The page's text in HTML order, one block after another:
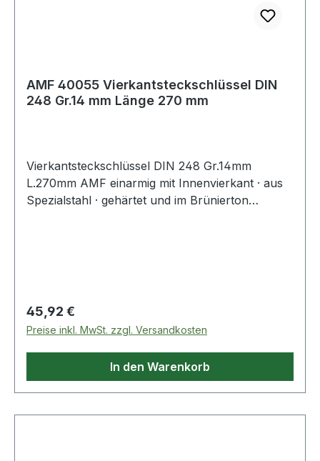
AMF 40055 Vierkantsteckschlüssel DIN
248 Gr.14 mm Länge 270 mm
Vierkantsteckschlüssel DIN 248 Gr.14mm
L.270mm AMF einarmig mit Innenvierkant · aus
Spezialstahl · gehärtet und im Brünierton
Regulärer Preis:
45,92 €
Preise inkl. MwSt. zzgl. Versandkosten
In den Warenkorb